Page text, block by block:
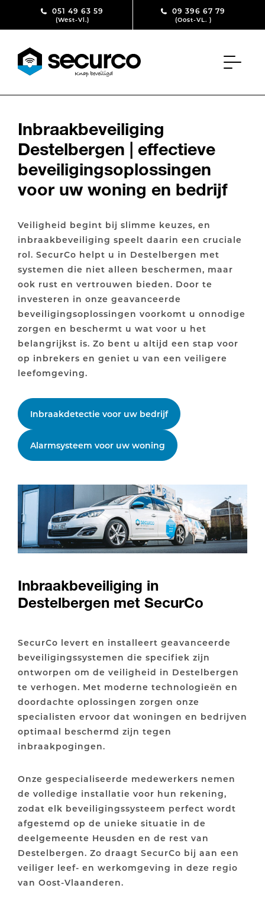
Skip to content051 49 63 59
(West-Vl.)
09 396 67 79
(Oost-VL. )
Inbraakbeveiliging
Destelbergen | effectieve
beveiligingsoplossingen
voor uw woning en bedrijf
Veiligheid begint bij slimme keuzes, en
inbraakbeveiliging speelt daarin een cruciale
rol. SecurCo helpt u in Destelbergen met
systemen die niet alleen beschermen, maar
ook rust en vertrouwen bieden. Door te
investeren in onze geavanceerde
beveiligingsoplossingen voorkomt u onnodige
zorgen en beschermt u wat voor u het
belangrijkst is. Zo bent u altijd een stap voor
op inbrekers en geniet u van een veiligere
leefomgeving.
Inbraakdetectie voor uw bedrijf
Alarmsysteem voor uw woning
Inbraakbeveiliging in
Destelbergen met SecurCo
SecurCo levert en installeert geavanceerde
beveiligingssystemen die specifiek zijn
ontworpen om de veiligheid in Destelbergen
te verhogen. Met moderne technologieën en
doordachte oplossingen zorgen onze
specialisten ervoor dat woningen en bedrijven
optimaal beschermd zijn tegen
inbraakpogingen.
Onze gespecialiseerde medewerkers nemen
de volledige installatie voor hun rekening,
zodat elk beveiligingssysteem perfect wordt
afgestemd op de unieke situatie in de
deelgemeente Heusden en de rest van
Destelbergen. Zo draagt SecurCo bij aan een
veiliger leef- en werkomgeving in deze regio
van Oost-Vlaanderen.